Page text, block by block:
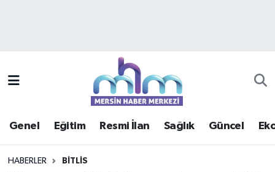
Genel Eğitim Resmi İlan Sağlık Güncel
HABERLER BITLIS
Mersin Trafik Yoğunluk Haritası
Süper Lig Puan Durumu ve Fikstür